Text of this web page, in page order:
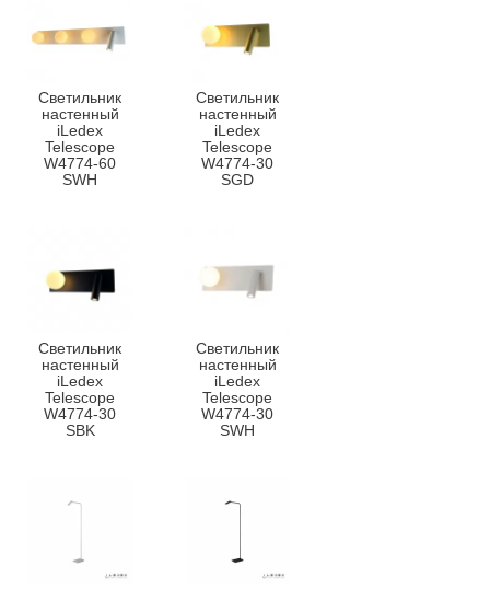
Светильник
настенный
iLedex
Telescope
W4774-60
SWH
Светильник
настенный
iLedex
Telescope
W4774-30
SGD
Светильник
настенный
iLedex
Telescope
W4774-30
SBK
Светильник
настенный
iLedex
Telescope
W4774-30
SWH